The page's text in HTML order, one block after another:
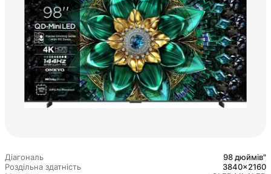
Діагональ
98 дюймів"
Роздільна здатність
3840×2160